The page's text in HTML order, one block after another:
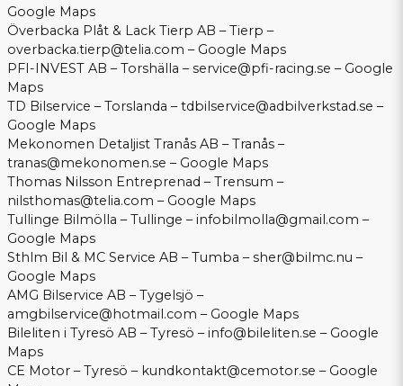
Google Maps
Överbacka Plåt & Lack Tierp AB – Tierp –
overbacka.tierp@telia.com – Google Maps
PFI-INVEST AB – Torshälla –service@pfi-racing.se – Google
Maps
TD Bilservice – Torslanda –tdbilservice@adbilverkstad.se –
Google Maps
Mekonomen Detaljist Tranås AB – Tranås –
tranas@mekonomen.se – Google Maps
Thomas Nilsson Entreprenad – Trensum –
nilsthomas@telia.com – Google Maps
Tullinge Bilmölla – Tullinge –infobilmolla@gmail.com –
Google Maps
Sthlm Bil & MC Service AB – Tumba –sher@bilmc.nu –
Google Maps
AMG Bilservice AB – Tygelsjö –
amgbilservice@hotmail.com – Google Maps
Bileliten i Tyresö AB – Tyresö –info@bileliten.se – Google
Maps
CE Motor – Tyresö – kundkontakt@cemotor.se – Google